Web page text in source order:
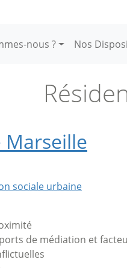
nous ? Nos
Marseille
sociale urbaine
de médiation et